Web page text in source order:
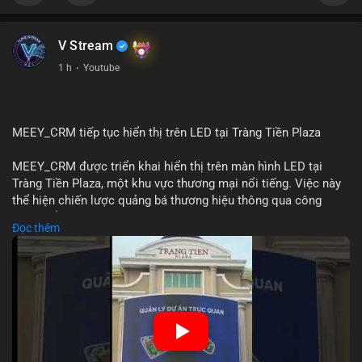
📰 Nguồn: Cointelegraph
V Stream
1 h · Youtube
MEEY_CRM tiếp tục hiển thị trên LED tại Tràng Tiền Plaza
MEEY_CRM được triển khai hiển thị trên màn hình LED tại
Tràng Tiền Plaza, một khu vực thương mại nổi tiếng. Việc này
thể hiện chiến lược quảng bá thương hiệu thông qua công
lớn hàng ngày, giúp tăng cường nhận diện thương hiệu
MEEY_CRM. Mô hình này kết hợp công nghệ LED với việc đặt
sản tại điểm giao thông quan trọng.
🎥 Xem video trực tiếp tại:
Đọc thêm